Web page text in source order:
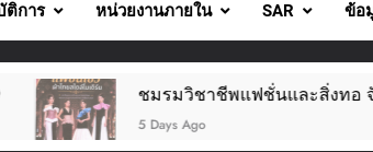
ติการ หน่วยงานภายใน SAR ข้อ
ชั่นและสิ่งทอ จัดโครงการแฟชั่นโชว์ผ้าไทย ส